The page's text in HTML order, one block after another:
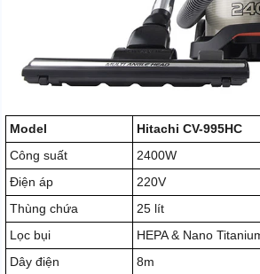
Model
Hitachi CV-995HC
Công suất
2400W
Điện áp
220V
Thùng chứa
25 lít
Lọc bụi
HEPA & Nano
Dây điện
8m